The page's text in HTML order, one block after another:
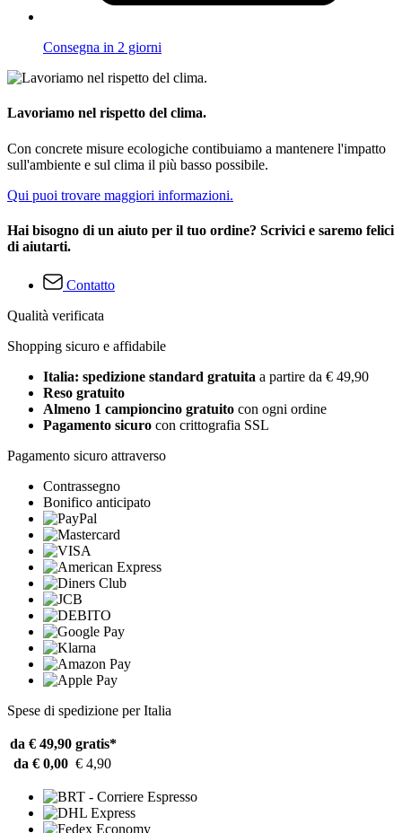
Consegna in 2 giorni
Lavoriamo nel rispetto del clima.
Con concrete misure ecologiche contibuiamo a mantenere l'impatto
sull'ambiente e sul clima il più basso possibile.
Qui puoi trovare maggiori informazioni.
Hai bisogno di un aiuto per il tuo ordine? Scrivici e saremo felici
di aiutarti.
Contatto
Qualità verificata
Shopping sicuro e affidabile
Italia: spedizione standard gratuita a partire da € 49,90
Reso gratuito
Almeno 1 campioncino gratuito con ogni ordine
Pagamento sicuro con crittografia SSL
Pagamento sicuro attraverso
Contrassegno
Bonifico anticipato
Spese di spedizione per Italia
da € 49,90 gratis*
da € 0,00 € 4,90